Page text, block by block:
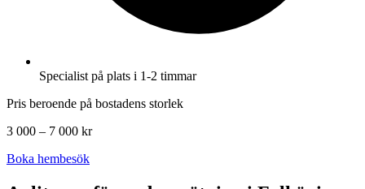
Specialist på plats i 1-2 timmar
Pris beroende på bostadens storlek
3 000 – 7 000 kr
Boka hembesök